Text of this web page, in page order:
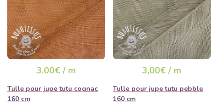
3,00€ / m
Tulle pour jupe tutu cognac
160 cm
3,00€ / m
Tulle pour jupe tutu pebble
160 cm